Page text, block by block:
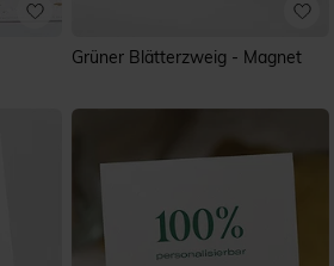
Grüner Blätterzweig - Magnet